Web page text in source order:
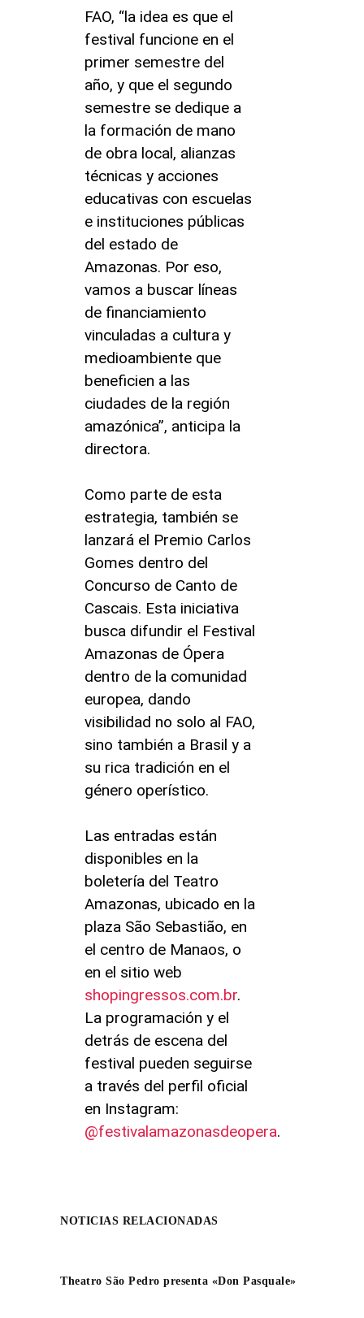
FAO, “la idea es que el
festival funcione en el
primer semestre del
año, y que el segundo
semestre se dedique a
la formación de mano
de obra local, alianzas
técnicas y acciones
educativas con escuelas
e instituciones públicas
del estado de
Amazonas. Por eso,
vamos a buscar líneas
de financiamiento
vinculadas a cultura y
medioambiente que
beneficien a las
ciudades de la región
amazónica”, anticipa la
directora.
Como parte de esta
estrategia, también se
lanzará el Premio Carlos
Gomes dentro del
Concurso de Canto de
Cascais. Esta iniciativa
busca difundir el Festival
Amazonas de Ópera
dentro de la comunidad
europea, dando
visibilidad no solo al FAO,
sino también a Brasil y a
su rica tradición en el
género operístico.
Las entradas están
disponibles en la
boletería del Teatro
Amazonas, ubicado en la
plaza São Sebastião, en
el centro de Manaos, o
en el sitio web
shopingressos.com.br.
La programación y el
detrás de escena del
festival pueden seguirse
a través del perfil oficial
en Instagram:
@festivalamazonasdeopera.
NOTICIAS RELACIONADAS
Theatro São Pedro presenta «Don Pasquale»